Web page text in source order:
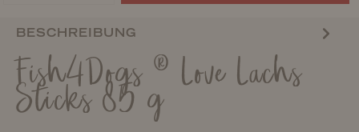
BESCHREIBUNG
Fish4Dogs ® Love Lachs
Sticks 85 g